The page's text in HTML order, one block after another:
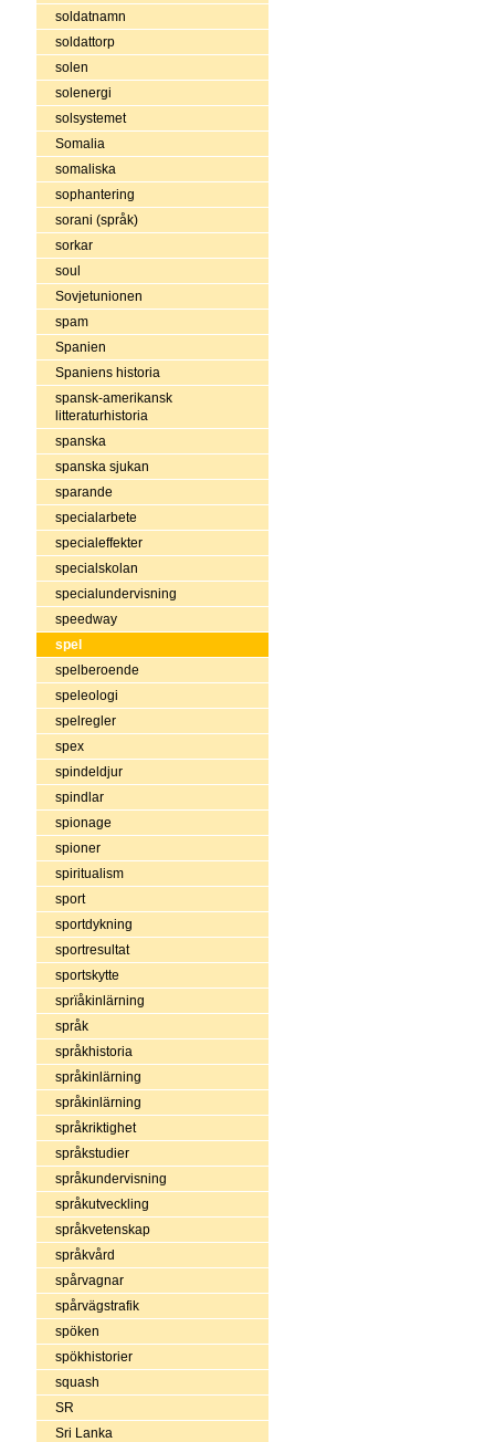
soldatnamn
soldattorp
solen
solenergi
solsystemet
Somalia
somaliska
sophantering
sorani (språk)
sorkar
soul
Sovjetunionen
spam
Spanien
Spaniens historia
spansk-amerikansk
litteraturhistoria
spanska
spanska sjukan
sparande
specialarbete
specialeffekter
specialskolan
specialundervisning
speedway
spel
spelberoende
speleologi
spelregler
spex
spindeldjur
spindlar
spionage
spioner
spiritualism
sport
sportdykning
sportresultat
sportskytte
sprïåkinlärning
språk
språkhistoria
språkinlärning
språkinlärning
språkriktighet
språkstudier
språkundervisning
språkutveckling
språkvetenskap
språkvård
spårvagnar
spårvägstrafik
spöken
spökhistorier
squash
SR
Sri Lanka